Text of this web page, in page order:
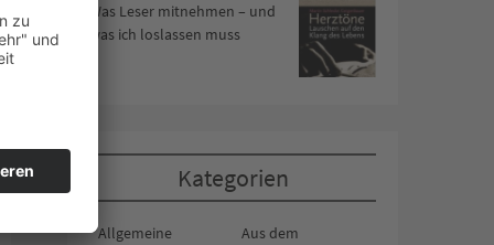
Was Leser mitnehmen – und
was ich loslassen muss
Kategorien
Allgemeine
Aus dem